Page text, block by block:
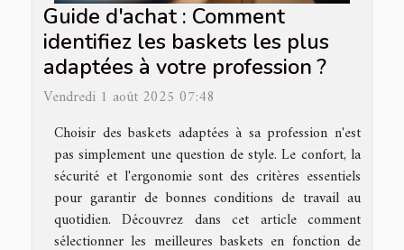
Guide d'achat : Comment
identifiez les baskets les plus
adaptées à votre profession ?
Vendredi 1 août 2025 07:48
Choisir des baskets adaptées à sa profession n'est
pas simplement une question de style. Le confort, la
sécurité et l'ergonomie sont des critères essentiels
pour garantir de bonnes conditions de travail au
quotidien. Découvrez dans cet article comment
sélectionner les meilleures baskets en fonction de